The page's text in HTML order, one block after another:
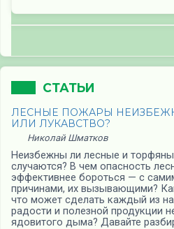
СТАТЬИ
ЛЕСНЫЕ ПОЖАРЫ
ИЛИ ЛУКАВСТВО?
Николай Шматков
Неизбежны ли лесные и
случаются? В чем опасность
эффективнее бороться — с
причинами, их вызывающими?
что может сделать каждый из
радости и полезной продукции
ядовитого дыма? Давайте